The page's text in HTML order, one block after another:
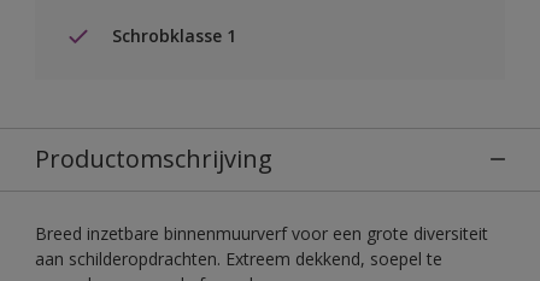
Schrobklasse 1
Productomschrijving
Breed inzetbare binnenmuurverf voor een grote diversiteit
aan schilderopdrachten. Extreem dekkend, soepel te